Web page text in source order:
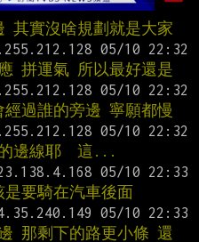
其實沒啥規劃就是大家
拼運氣 所以最好還是
過誰的旁邊 寧願都慢
邊線耶  這...
要騎在汽車後面
那剩下的路更小條 還